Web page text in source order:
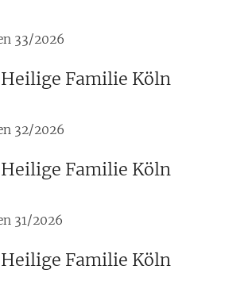
33/2026
Familie Köln
32/2026
Familie Köln
31/2026
Familie Köln